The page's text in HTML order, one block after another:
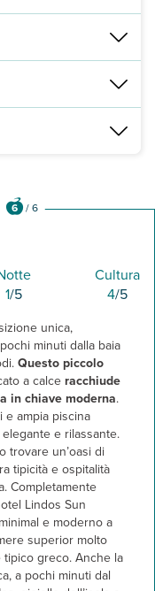
St. Paul’s Bay a
sono disposte su
principale con area
6 /6
1/5
Cultura
4/5
unica,
minuti dalla baia
Questo piccolo
a calce racchiude
in chiave moderna.
e ampia piscina
e rilassante.
trovare un’oasi di
tipicità e ospitalità
Completamente
Lindos Sun
e moderno a
superior molto
greco. Anche la
a pochi minuti dal